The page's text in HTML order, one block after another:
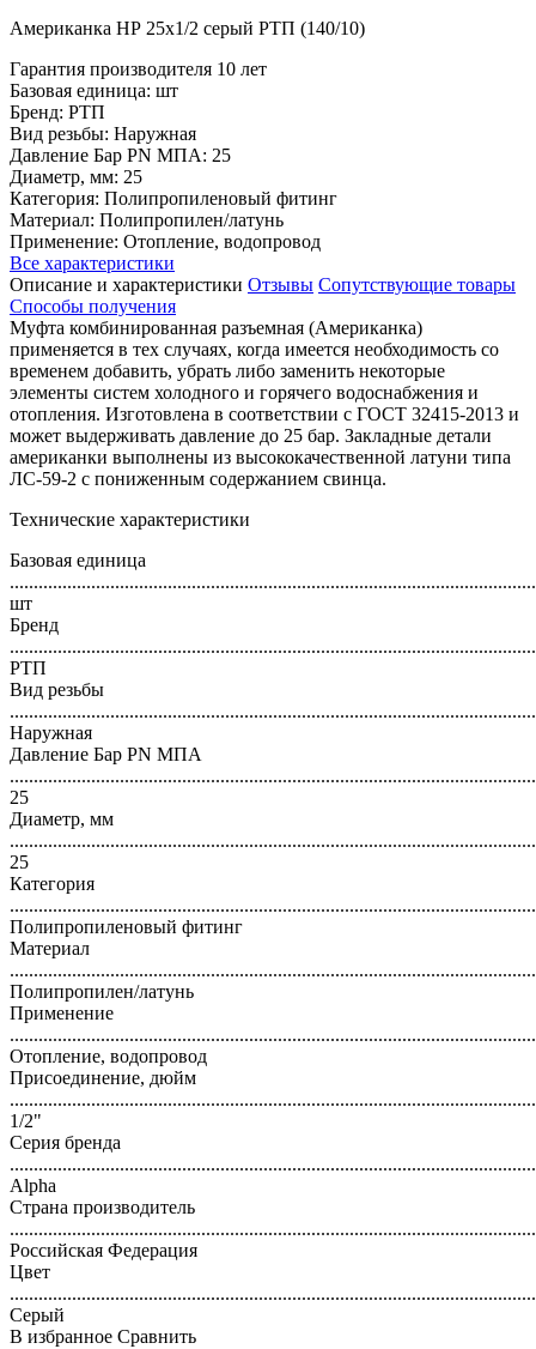
Американка НР 25х1/2 серый РТП (140/10)
Гарантия производителя 10 лет
Базовая единица: шт
Бренд: РТП
Вид резьбы: Наружная
Давление Бар PN МПА: 25
Диаметр, мм: 25
Категория: Полипропиленовый фитинг
Материал: Полипропилен/латунь
Применение: Отопление, водопровод
Все характеристики
Описание и характеристики Отзывы Сопутствующие товары
Способы получения
Муфта комбинированная разъемная (Американка)
применяется в тех случаях, когда имеется необходимость со
временем добавить, убрать либо заменить некоторые
элементы систем холодного и горячего водоснабжения и
отопления. Изготовлена в соответствии с ГОСТ 32415-2013 и
может выдерживать давление до 25 бар. Закладные детали
американки выполнены из высококачественной латуни типа
ЛС-59-2 с пониженным содержанием свинца.
Технические характеристики
Базовая единица
шт
Бренд
РТП
Вид резьбы
Наружная
Давление Бар PN МПА
25
Диаметр, мм
25
Категория
Полипропиленовый фитинг
Материал
Полипропилен/латунь
Применение
Отопление, водопровод
Присоединение, дюйм
1/2"
Серия бренда
Alpha
Страна производитель
Российская Федерация
Цвет
Серый
В избранное Сравнить